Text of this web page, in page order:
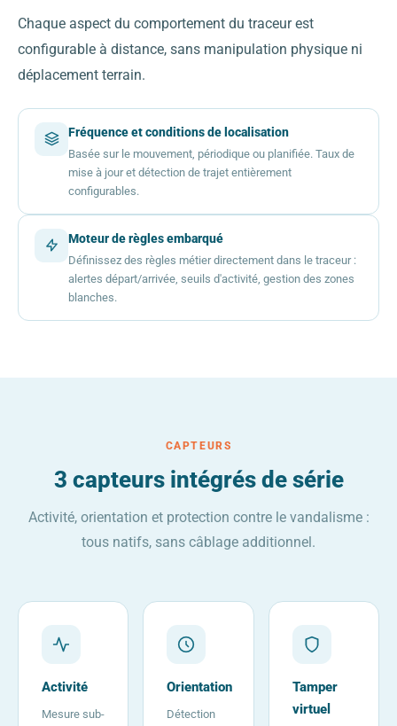
Chaque aspect du comportement du traceur est
configurable à distance, sans manipulation physique ni
déplacement terrain.
Fréquence et conditions de localisation
Basée sur le mouvement, périodique ou planifiée. Taux de
mise à jour et détection de trajet entièrement
configurables.
Moteur de règles embarqué
Définissez des règles métier directement dans le traceur :
alertes départ/arrivée, seuils d'activité, gestion des zones
blanches.
CAPTEURS
3 capteurs intégrés de série
Activité, orientation et protection contre le vandalisme :
tous natifs, sans câblage additionnel.
Activité
Mesure sub-
Orientation
Détection
Tamper
virtuel